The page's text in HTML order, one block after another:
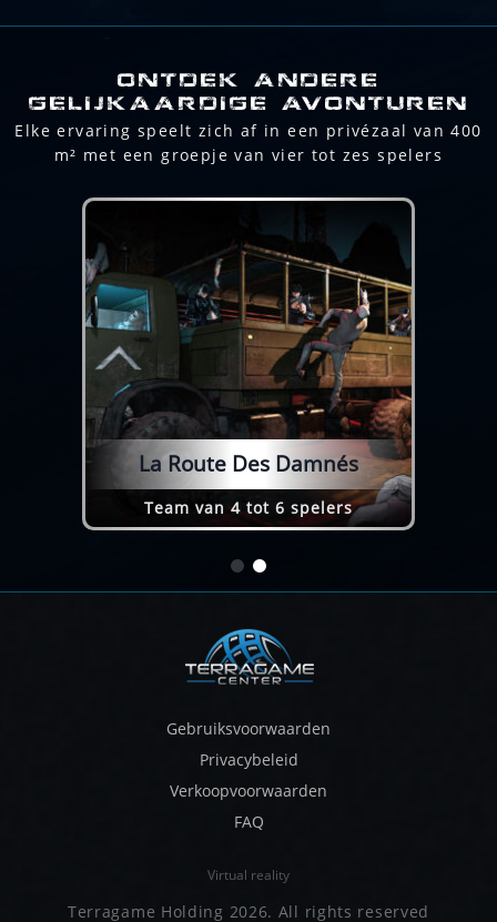
ONTDEK ANDERE
GELIJKAARDIGE AVONTUREN
Elke ervaring speelt zich af in een privézaal van 400
m² met een groepje van vier tot zes spelers
La Route Des Damnés
Team van 4 tot 6 spelers
Gebruiksvoorwaarden
Privacybeleid
Verkoopvoorwaarden
FAQ
Virtual reality
Terragame Holding 2026. All rights reserved